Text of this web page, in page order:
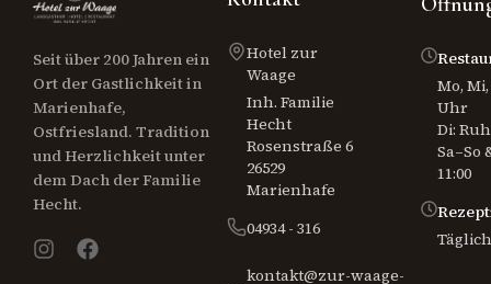
Seit über 200 Jahren ein
Ort der Gastlichkeit in
Marienhafe,
Ostfriesland. Tradition
und Herzlichkeit unter
dem Dach der Familie
Hecht.
Hotel zur
Waage
Inh. Familie
Hecht
Rosenstraße 6
26529
Marienhafe
04934 - 316
kontakt@zur-waage-
Mo, Mi,
Uhr
Di:
Sa–So
11:00